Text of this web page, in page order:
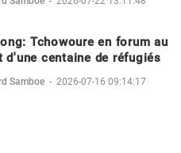
Tchowoure en forum au
d'une centaine de réfugiés
Samboe - 2026-07-16 09:14:17